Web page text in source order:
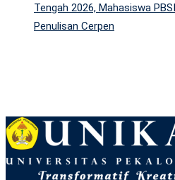
Tengah 2026, Mahasiswa
Penulisan Cerpen